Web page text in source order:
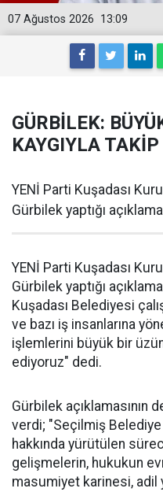
13:09
07 Ağustos 2026
GÜRBİLEK:
KAYGIYLA TAKİP
YENİ Parti Kuşadası
Gürbilek yaptığı
YENİ Parti Kuşadası
Gürbilek yaptığı
Kuşadası Belediyesi
ve bazı iş insanlarına
işlemlerini büyük bir
ediyoruz" dedi.
Gürbilek açıklamasının
verdi; "Seçilmiş Belediye
hakkında yürütülen
gelişmelerin, hukukun
masumiyet karinesi, adil